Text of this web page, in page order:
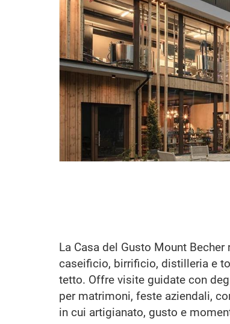
La Casa del Gusto Mount
caseificio, birrificio, distilleria e
tetto. Offre visite guidate con
per matrimoni, feste aziendali,
in cui artigianato, gusto e